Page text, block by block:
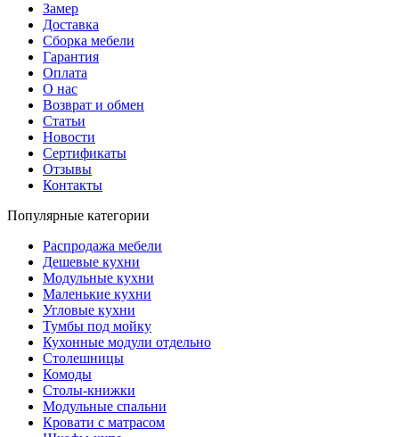
Замер
Доставка
Сборка мебели
Гарантия
Оплата
О нас
Возврат и обмен
Статьи
Новости
Сертификаты
Отзывы
Контакты
Популярные категории
Распродажа мебели
Дешевые кухни
Модульные кухни
Маленькие кухни
Угловые кухни
Тумбы под мойку
Кухонные модули отдельно
Столешницы
Комоды
Столы-книжки
Модульные спальни
Кровати с матрасом